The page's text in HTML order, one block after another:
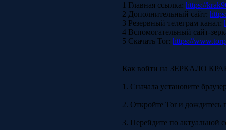
1 Главная ссылка: https://
2 Дополнительный сайт:
3 Резервный телеграм канал:
4 Вспомогательный сайт-
5 Скачать Tor: https://
Как войти на ЗЕРКАЛО
1. Сначала установите
2. Откройте Tor и дождитесь
3. Перейдите по актуальной